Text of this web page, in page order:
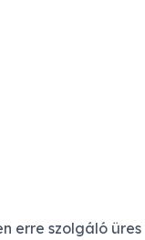
erre szolgáló